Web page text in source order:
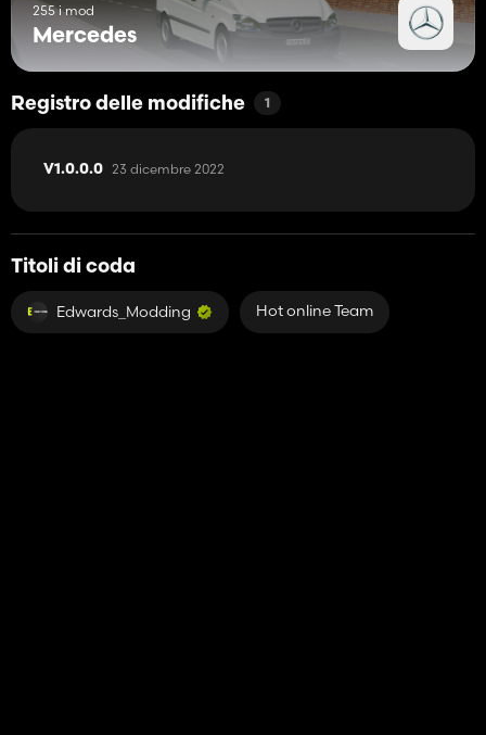
255 i mod
Mercedes
Registro delle modifiche 1
V1.0.0.0 23 dicembre 2022
Titoli di coda
Edwards_Modding Hot online Team